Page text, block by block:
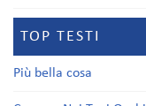
TOP TESTI
Più bella cosa